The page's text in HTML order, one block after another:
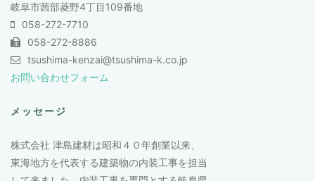
岐阜市茜部菱野4丁目109番地
058-272-7710
058-272-8886
tsushima-kenzai@tsushima-k.co.jp
お問い合わせフォーム
メッセージ
株式会社 津島建材は昭和４０年創業以来、
東海地方を代表する建築物の内装工事を担当